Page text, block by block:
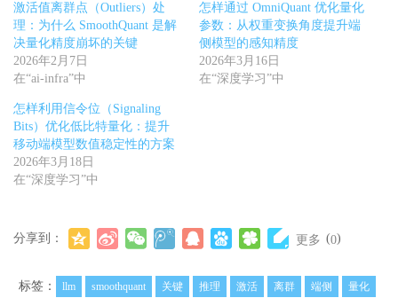
激活值离群点（Outliers）处
理：为什么 SmoothQuant 是解
决量化精度崩坏的关键
2026年2月7日
在“ai-infra”中
怎样通过 OmniQuant 优化量化
参数：从权重变换角度提升端
侧模型的感知精度
2026年3月16日
在“深度学习”中
怎样利用信令位（Signaling
Bits）优化低比特量化：提升
移动端模型数值稳定性的方案
2026年3月18日
在“深度学习”中
分享到： 更多 (0)
标签： llm smoothquant 关键 推理 激活 离群 端侧
量化